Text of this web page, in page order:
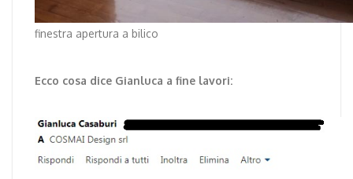
finestra apertura a bilico
Ecco cosa dice Gianluca a fine lavori: